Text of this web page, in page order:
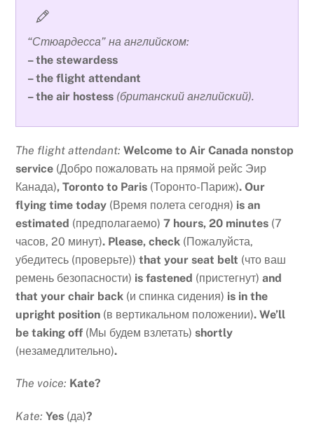
“Стюардесса” на английском:
– the stewardess
– the flight attendant
– the air hostess (британский английский).
The flight attendant: Welcome to Air Canada nonstop
service (Добро пожаловать на прямой рейс Эир
Канада), Toronto to Paris (Торонто-Париж). Our
flying time today (Время полета сегодня) is an
estimated (предполагаемо) 7 hours, 20 minutes (7
часов, 20 минут). Please, check (Пожалуйста,
убедитесь (проверьте)) that your seat belt (что ваш
ремень безопасности) is fastened (пристегнут) and
that your chair back (и спинка сидения) is in the
upright position (в вертикальном положении).We’ll
be taking off (Мы будем взлетать) shortly
(незамедлительно).
The voice: Kate?
Kate: Yes (да)?